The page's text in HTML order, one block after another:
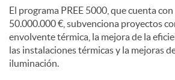
i
a
El programa PREE 5000, que cuenta
50.000.000 €, subvenciona proyectos
envolvente térmica, la mejora de la
las instalaciones térmicas y la mejoras
iluminación.